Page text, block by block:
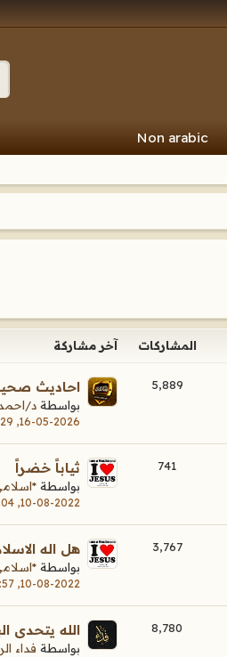
Non arabic
المشاركات آخر مشاركة
5,889 احاديث
بواسطةد/
16-05-2026, 14:29
741 ثياباً خضراً
بواسطة
10-08-2022, 01:04
3,767 هل اله
بواسطة
10-08-2022, 00:57
8,780 الله يتحدى
بواسطة فداء